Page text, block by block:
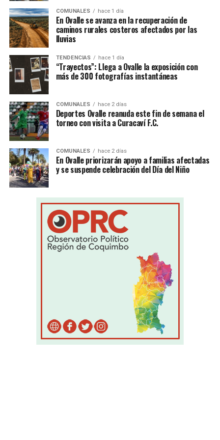
COMUNALES hace 1 día
En Ovalle se avanza en la recuperación de
caminos rurales costeros afectados por las
lluvias
TENDENCIAS hace 1 día
“Trayectos”: Llega a Ovalle la exposición con
más de 300 fotografías instantáneas
COMUNALES hace 2 días
Deportes Ovalle reanuda este fin de semana el
torneo con visita a Curacaví F.C.
COMUNALES hace 2 días
En Ovalle priorizarán apoyo a familias afectadas
y se suspende celebración del Día del Niño